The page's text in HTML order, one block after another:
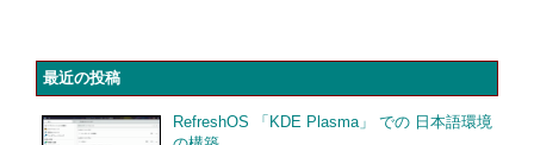
最近の投稿
RefreshOS 「KDE Plasma」 での 日本語環境